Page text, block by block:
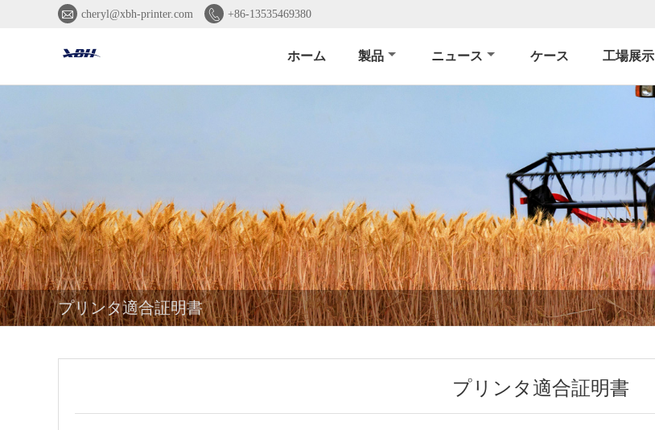
 cheryl@xbh-printer.com  +86-13535469380
ホーム 製品 ニュース ケース 工場展示
プリンタ適合証明書
プリンタ適合証明書